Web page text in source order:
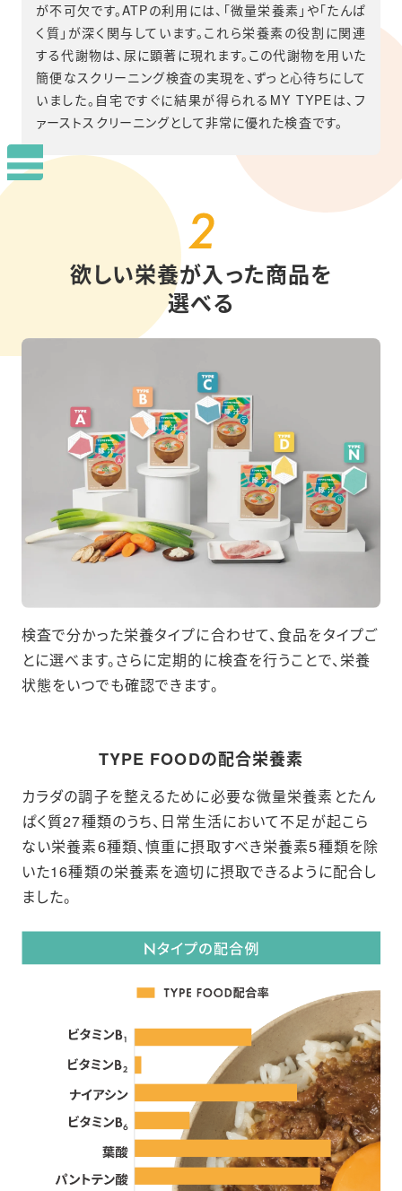
が不可欠です。ATPの利用には、「微量栄養素」や「たんぱ
く質」が深く関与しています。これら栄養素の役割に関連
する代謝物は、尿に顕著に現れます。この代謝物を用いた
簡便なスクリーニング検査の実現を、ずっと心待ちにして
いました。自宅ですぐに結果が得られるMY TYPEは、フ
ァーストスクリーニングとして非常に優れた検査です。
欲しい栄養が入った商品を
選べる
検査で分かった栄養タイプに合わせて、食品をタイプご
とに選べます。さらに定期的に検査を行うことで、栄養
状態をいつでも確認できます。
TYPE FOODの配合栄養素
カラダの調子を整えるために必要な微量栄養素とたん
ぱく質27種類のうち、日常生活において不足が起こら
ない栄養素6種類、慎重に摂取すべき栄養素5種類を除
いた16種類の栄養素を適切に摂取できるように配合し
ました。